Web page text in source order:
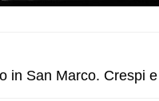
in San Marco. Crespi